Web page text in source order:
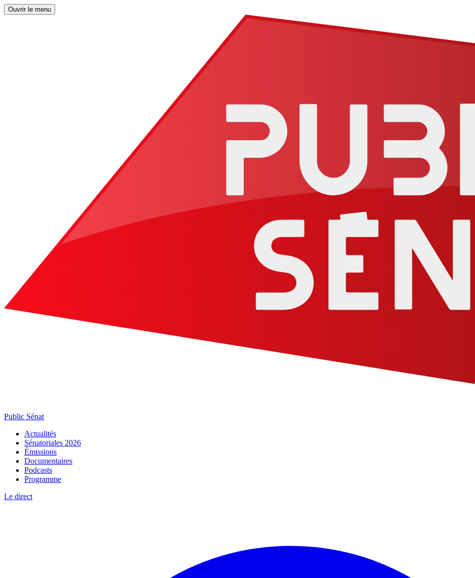
Ouvrir le menu
Public Sénat
Actualités
Sénatoriales 2026
Émissions
Documentaires
Podcasts
Programme
Le direct